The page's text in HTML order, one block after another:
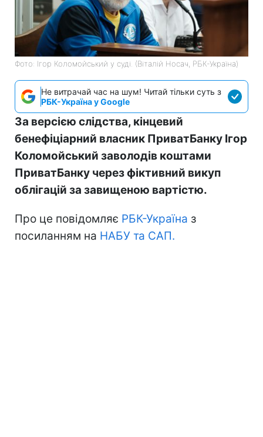
Фото: Ігор Коломойський у суді. (Віталій Носач, РБК-Україна)
Не витрачай час на шум! Читай тільки суть з
РБК-Україна у Google
За версією слідства, кінцевий
бенефіціарний власник ПриватБанку Ігор
Коломойський заволодів коштами
ПриватБанку через фіктивний викуп
облігацій за завищеною вартістю.
Про це повідомляє РБК-Україна з
посиланням на НАБУ та САП.